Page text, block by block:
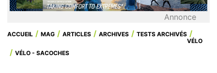
Annonce
ACCUEIL MAG ARTICLES ARCHIVES
TESTS ARCHIVÉS
VÉLO
VÉLO - SACOCHES